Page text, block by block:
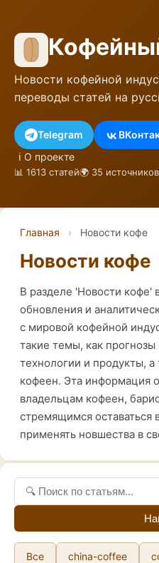
Новости кофейной
переводы статей на
Telegram
ℹ️ О проекте
📊 1613 статей🌍 35 источников
Главная › Новости кофе
Новости кофе
В разделе 'Новости кофе'
обновления и
с мировой кофейной
такие темы, как
технологии и продукты,
кофеен. Эта информация
владельцам кофеен,
стремящимся оставаться
применять новшества в
Все china-coffee